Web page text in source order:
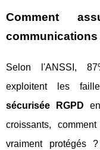
Comment
Selon l'ANSSI,
exploitent les
sécurisée RGPD
croissants,
vraiment protégés